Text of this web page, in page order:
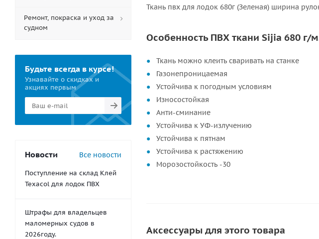
Ткань пвх для лодок 680г (Зеленая) ширина
Особенность ПВХ ткани Sijia 680 г/
Ткань можно клеить сваривать на станке
Газонепроницаемая
Устойчива к погодным условиям
Износостойкая
Анти-сминание
Устойчива к УФ-излучению
Устойчива к пятнам
Устойчива к растяжению
Морозостойкость -30
Аксессуары для этого товара
Ремонт, покраска и уход за
судном
Будьте всегда в курсе!
Узнавайте о скидках и
акциях первым
Новости Все новости
Поступление на склад Клей
Texacol для лодок ПВХ
Штрафы для владельцев
маломерных судов в
2026году.